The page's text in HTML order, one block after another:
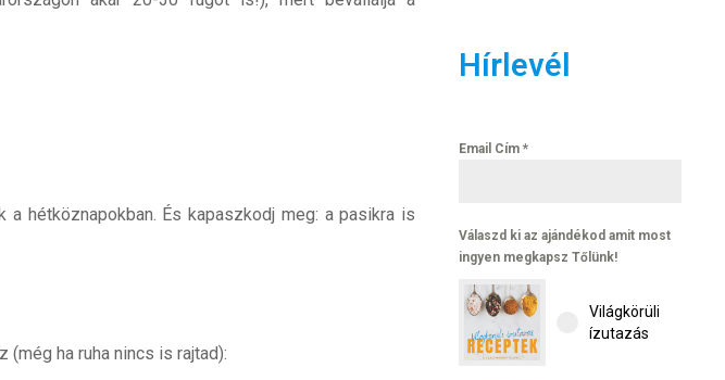
a hétköznapokban. És kapaszkodj meg: a pasikra is
ha ruha nincs is rajtad):
Hírlevél
Email Cím *
Válaszd ki az ajándékod amit most
ingyen megkapsz Tőlünk!
Világkörüli
ízutazás